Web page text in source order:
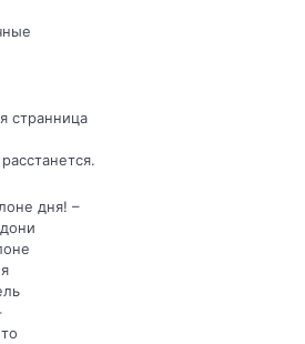
странница
дня! –